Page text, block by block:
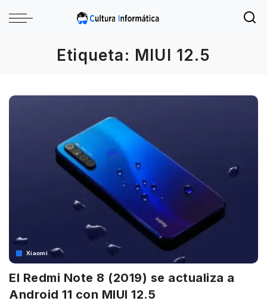
Etiqueta: MIUI 12.5
Xiaomi
El Redmi Note 8 (2019) se actualiza a
Android 11 con MIUI 12.5